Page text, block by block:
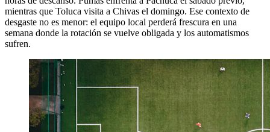
mientras que Toluca visita a Chivas el domingo. Ese contexto de
desgaste no es menor: el equipo local perderá frescura en una
semana donde la rotación se vuelve obligada y los automatismos
sufren.